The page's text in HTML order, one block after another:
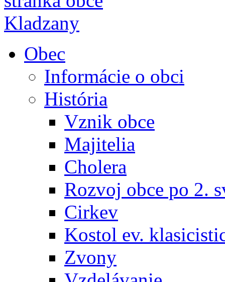
Obec
Informácie o obci
História
Vznik obce
Majitelia
Cholera
Rozvoj obce po 2.
Cirkev
Kostol ev.
Zvony